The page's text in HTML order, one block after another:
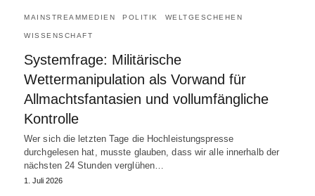
MAINSTREAMMEDIEN POLITIK WELTGESCHEHEN
WISSENSCHAFT
Systemfrage: Militärische
Wettermanipulation als Vorwand für
Allmachtsfantasien und vollumfängliche
Kontrolle
Wer sich die letzten Tage die Hochleistungspresse
durchgelesen hat, musste glauben, dass wir alle innerhalb der
nächsten 24 Stunden verglühen…
1. Juli 2026